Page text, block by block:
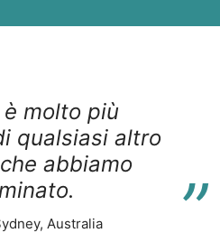
molto più
qualsiasi altro
abbiamo
“
Australia